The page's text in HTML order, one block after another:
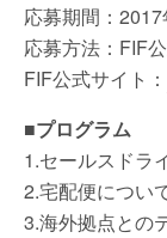
応募期間：2017
応募方法：FIF
FIF公式サイト：
■プログラム
1.セールスドラ
2.宅配便につい
3.海外拠点との